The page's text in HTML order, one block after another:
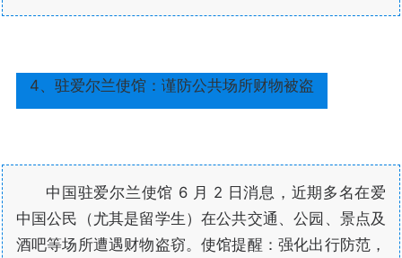
4、驻爱尔兰使馆：谨防公共场所财物被盗
中国驻爱尔兰使馆 6 月 2 日消息，近期多名在爱
中国公民（尤其是留学生）在公共交通、公园、景点及
酒吧等场所遭遇财物盗窃。使馆提醒：强化出行防范，